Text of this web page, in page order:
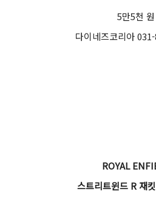
5만5천 원
다이네즈코리아
ROYAL
스트리트윈드 R 재